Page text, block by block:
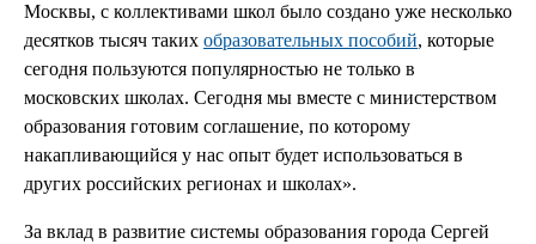
Москвы, с коллективами школ было создано уже несколько
десятков тысяч таких образовательных пособий, которые
сегодня пользуются популярностью не только в
московских школах. Сегодня мы вместе с министерством
образования готовим соглашение, по которому
накапливающийся у нас опыт будет использоваться в
других российских регионах и школах».
За вклад в развитие системы образования города Сергей